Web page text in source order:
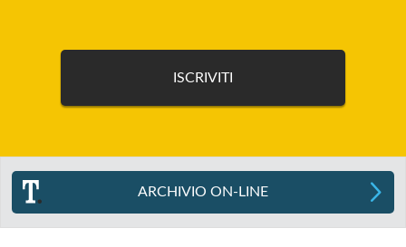
ARCHIVIO ON-LINE